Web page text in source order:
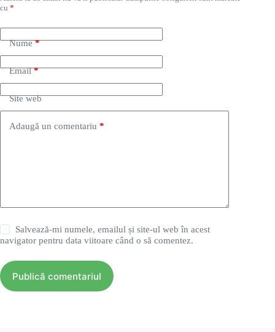
cu *
Nume*
Email*
Site web
Adaugă un comentariu *
Salvează-mi numele, emailul și site-ul web în acest
navigator pentru data viitoare când o să comentez.
Publică comentariul